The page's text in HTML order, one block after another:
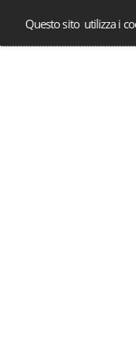
Questo sito utilizza i